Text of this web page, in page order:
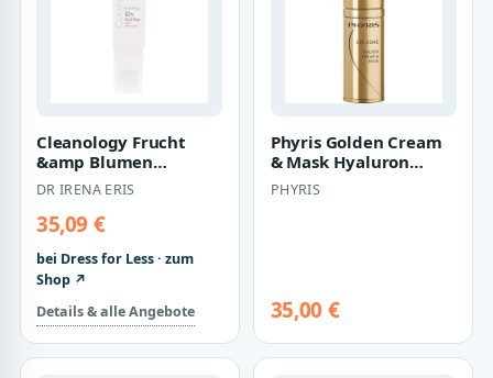
Cleanology Frucht
&amp Blumen
Gesichtspeeling 50 ml
DR IRENA ERIS
35,09 €
bei Dress for Less · zum
Shop ↗
Details & alle Angebote
Phyris Golden Cream
& Mask Hyaluron
Augenpflege
PHYRIS
35,00 €